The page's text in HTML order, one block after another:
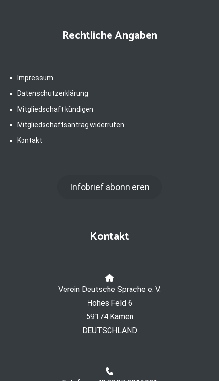
Rechtliche Angaben
Impressum
Datenschutzerklärung
Mitgliedschaft kündigen
Mitgliedschaftsantrag widerrufen
Kontakt
Infobrief abonnieren
Kontakt
Verein Deutsche Sprache e. V.
Hohes Feld 6
59174 Kamen
DEUTSCHLAND